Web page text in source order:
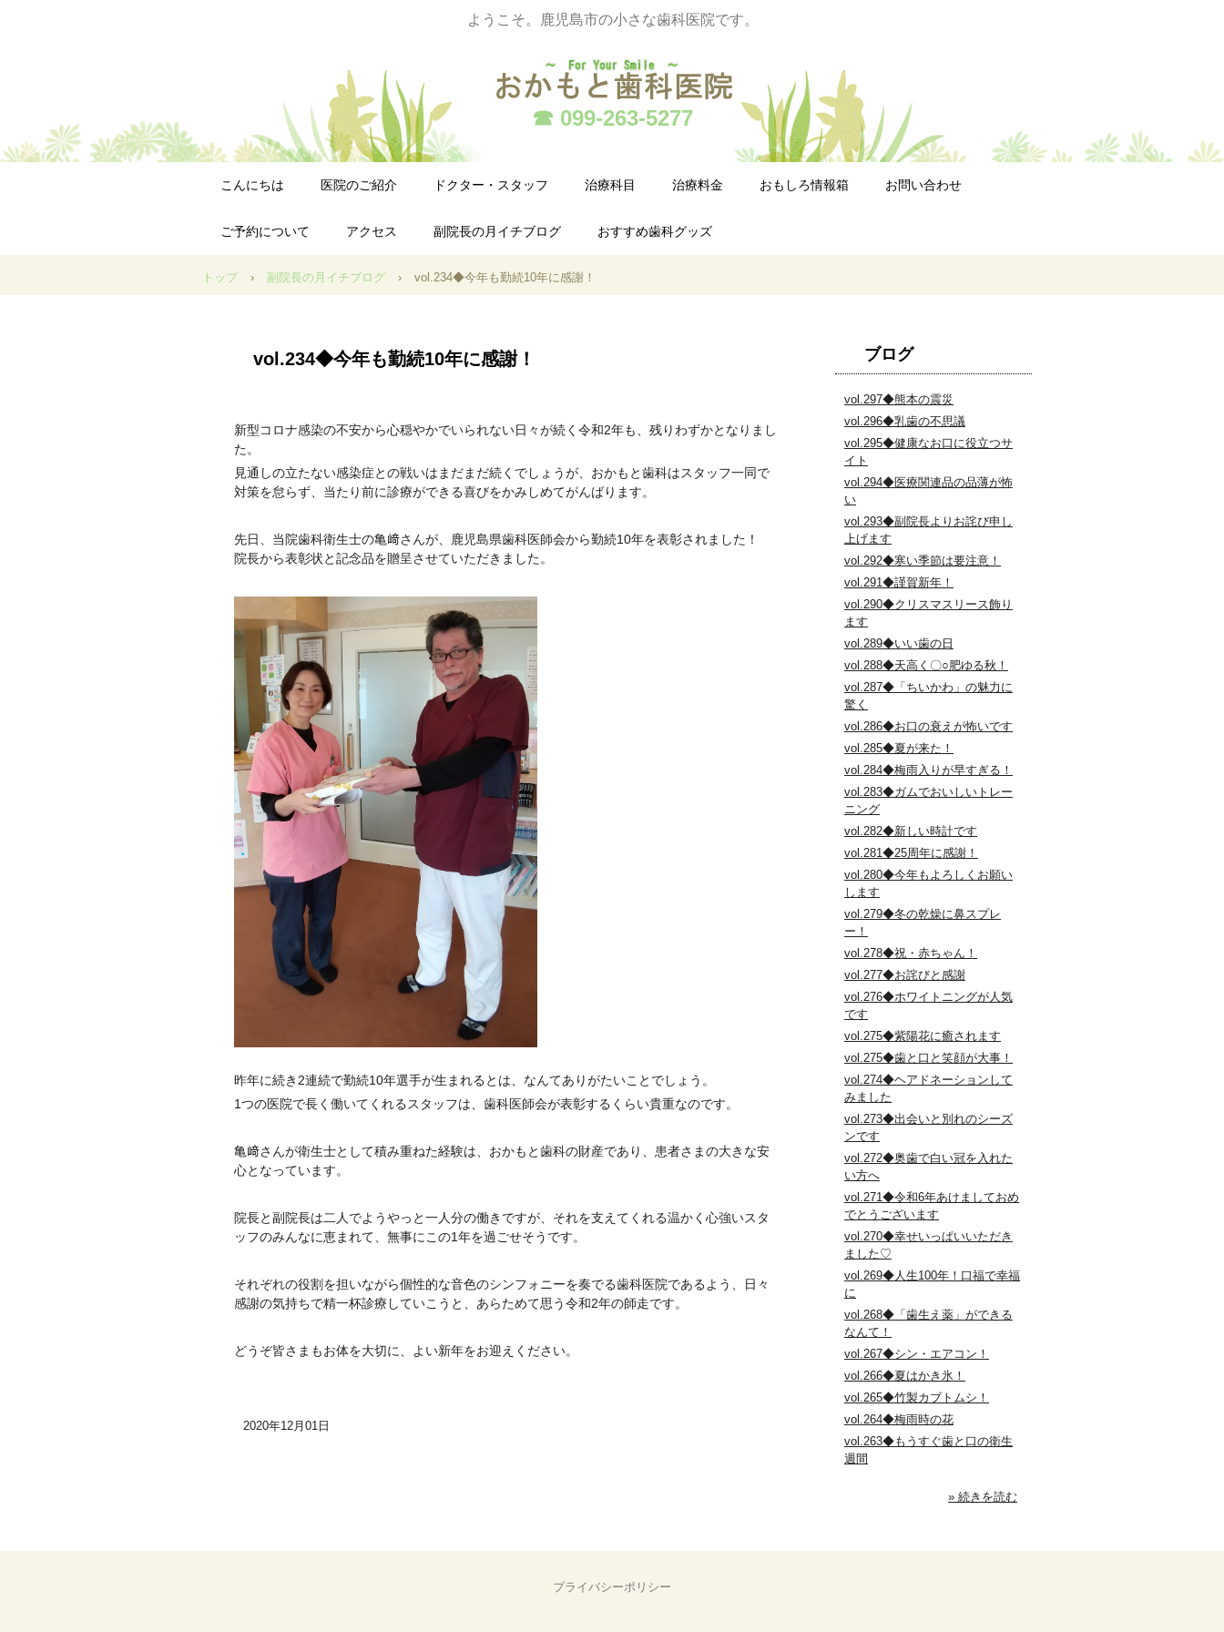
ようこそ。鹿児島市の小さな歯科医院です。
☎ 099-263-5277
こんにちは 医院のご紹介 ドクター・スタッフ 治療科目 治療料金 おもしろ情報箱 お問い合わせ
ご予約について アクセス 副院長の月イチブログ おすすめ歯科グッズ
トップ › 副院長の月イチブログ › vol.234◆今年も勤続10年に感謝！
vol.234◆今年も勤続10年に感謝！
新型コロナ感染の不安から心穏やかでいられない日々が続く令和2年も、残りわずかとなりまし
た。
見通しの立たない感染症との戦いはまだまだ続くでしょうが、おかもと歯科はスタッフ一同で
対策を怠らず、当たり前に診療ができる喜びをかみしめてがんばります。
先日、当院歯科衛生士の亀﨑さんが、鹿児島県歯科医師会から勤続10年を表彰されました！
院長から表彰状と記念品を贈呈させていただきました。
昨年に続き2連続で勤続10年選手が生まれるとは、なんてありがたいことでしょう。
1つの医院で長く働いてくれるスタッフは、歯科医師会が表彰するくらい貴重なのです。
亀﨑さんが衛生士として積み重ねた経験は、おかもと歯科の財産であり、患者さまの大きな安
心となっています。
院長と副院長は二人でようやっと一人分の働きですが、それを支えてくれる温かく心強いスタ
ッフのみんなに恵まれて、無事にこの1年を過ごせそうです。
それぞれの役割を担いながら個性的な音色のシンフォニーを奏でる歯科医院であるよう、日々
感謝の気持ちで精一杯診療していこうと、あらためて思う令和2年の師走です。
どうぞ皆さまもお体を大切に、よい新年をお迎えください。
2020年12月01日
ブログ
vol.297◆熊本の震災
vol.296◆乳歯の不思議
vol.295◆健康なお口に役立つサ
イト
vol.294◆医療関連品の品薄が怖
い
vol.293◆副院長よりお詫び申し
上げます
vol.292◆寒い季節は要注意！
vol.291◆謹賀新年！
vol.290◆クリスマスリース飾り
ます
vol.289◆いい歯の日
vol.288◆天高く〇○肥ゆる秋！
vol.287◆「ちいかわ」の魅力に
驚く
vol.286◆お口の衰えが怖いです
vol.285◆夏が来た！
vol.284◆梅雨入りが早すぎる！
vol.283◆ガムでおいしいトレー
ニング
vol.282◆新しい時計です
vol.281◆25周年に感謝！
vol.280◆今年もよろしくお願い
します
vol.279◆冬の乾燥に鼻スプレ
ー！
vol.278◆祝・赤ちゃん！
vol.277◆お詫びと感謝
vol.276◆ホワイトニングが人気
です
vol.275◆紫陽花に癒されます
vol.275◆歯と口と笑顔が大事！
vol.274◆ヘアドネーションして
みました
vol.273◆出会いと別れのシーズ
ンです
vol.272◆奥歯で白い冠を入れた
い方へ
vol.271◆令和6年あけましておめ
でとうございます
vol.270◆幸せいっぱいいただき
ました♡
vol.269◆人生100年！口福で幸福
に
vol.268◆「歯生え薬」ができる
なんて！
vol.267◆シン・エアコン！
vol.266◆夏はかき氷！
vol.265◆竹製カブトムシ！
vol.264◆梅雨時の花
vol.263◆もうすぐ歯と口の衛生
週間
» 続きを読む
プライバシーポリシー